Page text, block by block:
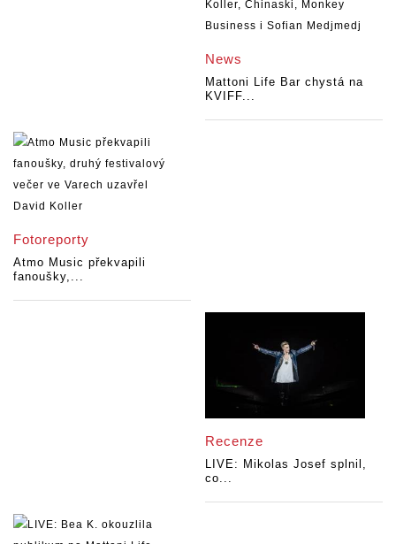
News
Mattoni Life Bar chystá na
KVIFF...
Fotoreporty
Atmo Music překvapili
fanoušky,...
Recenze
LIVE: Mikolas Josef splnil,
co...